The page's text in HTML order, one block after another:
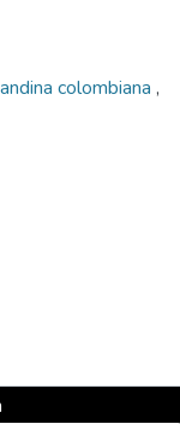
colombiana ,